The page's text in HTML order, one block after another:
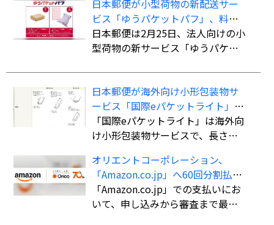
全国一律420円で商品を配送する小
型宅配商品。法人、個人事業主の
ほか、個人も利用可能。
日本郵便が小型荷物の新配送サー
ビス「ゆうパケットパフ」、料金
は全国一律で「ゆうパック」より
も“お得”
日本郵便は2月25日、法人向けの小
型荷物の新サービス「ゆうパケッ
日本郵便が海外向け小形包装物サ
ービス「国際eパケットライト」の
取扱国・地域を計138か国・地域に
拡大
「国際eパケットライト」は海外向
け小形包装物サービスで、長さ・
大60cm）、重さ2kgまでの荷物を
航空便扱いで送ることができる。
書留扱いの「国際eパケット」より
も低料金で利用でき、追跡サービ
オリエントコーポレーション、
「Amazon.co.jp」へ60回分割払い
ができる決済手段「オリコ分割払
い」を導入
「Amazon.co.jp」での支払いにお
いて、申し込みから審査まで最短5